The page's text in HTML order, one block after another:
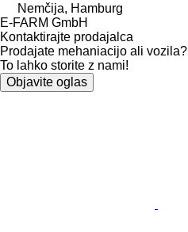
Nemčija, Hamburg
E-FARM GmbH
Kontaktirajte prodajalca
Prodajate mehaniacijo ali vozila?
To lahko storite z nami!
Objavite oglas